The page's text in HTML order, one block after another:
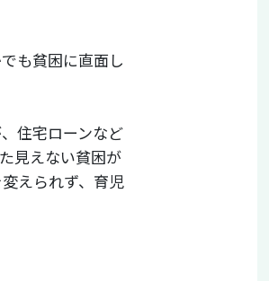
も貧困に直面し
住宅ローンなど
見えない貧困が
えられず、育児